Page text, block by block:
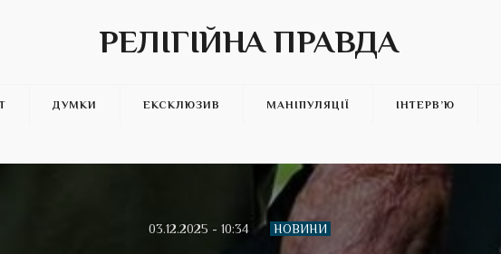
РЕЛІГІЙНА ПРАВДА
ДУМКИ ЕКСКЛЮЗИВ МАНІПУЛЯЦІЇ ІНТЕРВ’Ю
03.12.2025 - 10:34 НОВИНИ